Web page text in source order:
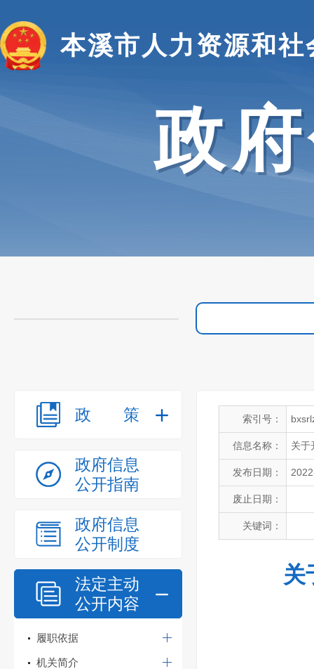
本溪市人力资源和社
政
政策
政府信息
公开指南
政府信息
公开制度
法定主动
公开内容
履职依据
机关简介
索引号：
信息名称： 关于
发布日期：
废止日期：
关键词：
关